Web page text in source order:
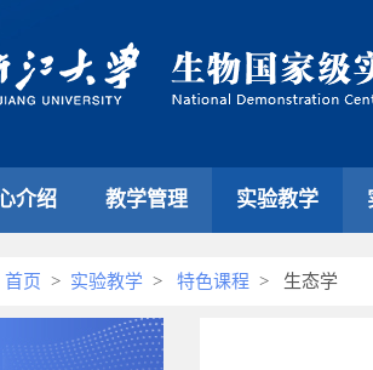
介绍 教学管理 实验教学
首页 > 实验教学 > 特色课程 > 生态学